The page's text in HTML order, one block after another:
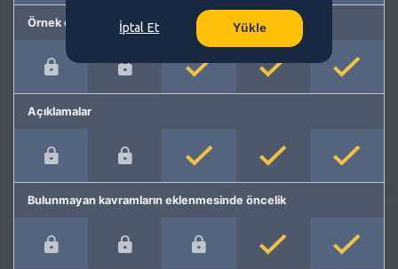
Örnek cümleler
Açıklamalar
Bulunmayan kavramların eklenmesinde öncelik
İptal Et Yükle